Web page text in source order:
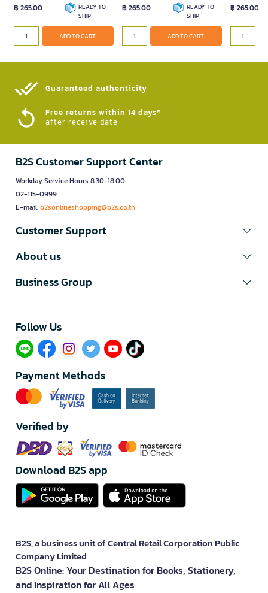
฿ 265.00
READY TO
SHIP
ADD TO CART
฿ 265.00
READY TO
SHIP
ADD TO CART
฿ 265.00
Guaranteed authenticity​
Free returns within 14 days*
after receive date
B2S Customer Support Center
Workday Service Hours 8.30-18.00
02-115-0999
E-mail:b2sonlineshopping@b2s.co.th
Customer Support
About us
Business Group
Follow Us​
Payment Methods
Verified by
Download B2S app
B2S, a business unit of Central Retail Corporation Public
Company Limited
B2S Online: Your Destination for Books, Stationery,
and Inspiration for All Ages